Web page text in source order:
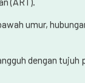
umur,
dengan tujuh